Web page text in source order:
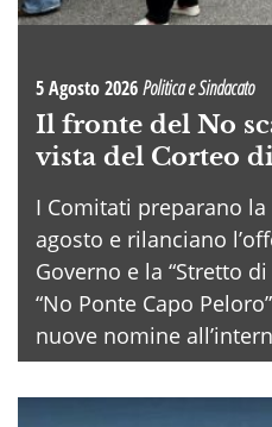
5 Agosto 2026Politica e Sindacato
Il fronte del No
vista del Corteo
I Comitati preparano
agosto e rilanciano
Governo e la “Stretto
“No Ponte Capo
nuove nomine